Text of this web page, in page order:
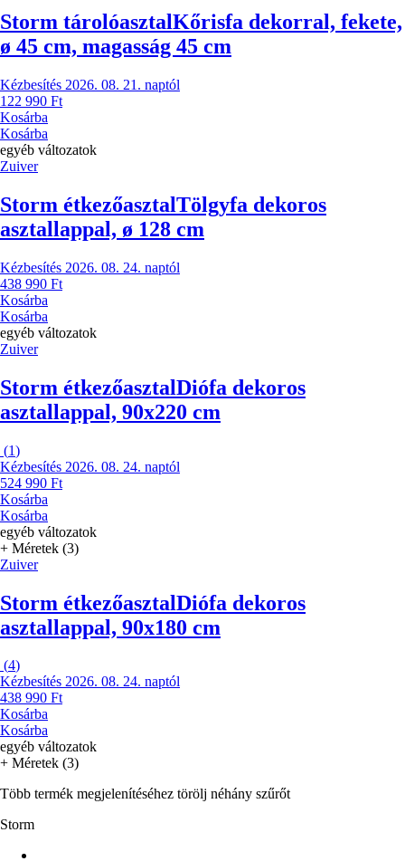
Storm tárolóasztalKőrisfa dekorral, fekete,
ø 45 cm, magasság 45 cm
Kézbesítés 2026. 08. 21. naptól
122 990 Ft
Kosárba
Kosárba
egyéb változatok
Zuiver
Storm étkezőasztalTölgyfa dekoros
asztallappal, ø 128 cm
Kézbesítés 2026. 08. 24. naptól
438 990 Ft
Kosárba
Kosárba
egyéb változatok
Zuiver
Storm étkezőasztalDiófa dekoros
asztallappal, 90x220 cm
(1)
Kézbesítés 2026. 08. 24. naptól
524 990 Ft
Kosárba
Kosárba
egyéb változatok
+ Méretek (3)
Zuiver
Storm étkezőasztalDiófa dekoros
asztallappal, 90x180 cm
(4)
Kézbesítés 2026. 08. 24. naptól
438 990 Ft
Kosárba
Kosárba
egyéb változatok
+ Méretek (3)
Több termék megjelenítéséhez törölj néhány szűrőt
Storm